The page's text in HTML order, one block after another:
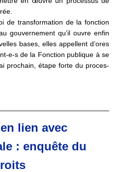
de trans­for­ma­tion de la fonc­tion
gou­ver­ne­ment qu’il ouvre enfin
bases, elles appel­lent d’ores
e-s de la Fonction publi­que à se
pro­chain, étape forte du pro­ces­
lien avec
: enquête du